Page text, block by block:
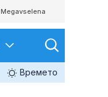
Megavselena
Времето